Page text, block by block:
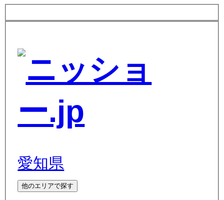
愛知県
他のエリアで探す